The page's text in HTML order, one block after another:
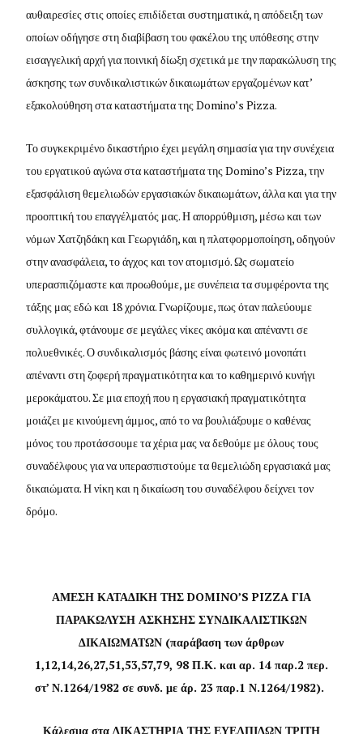
αυθαιρεσίες στις οποίες επιδίδεται συστηματικά, η απόδειξη των
οποίων οδήγησε στη διαβίβαση του φακέλου της υπόθεσης στην
εισαγγελική αρχή για ποινική δίωξη σχετικά με την παρακώλυση της
άσκησης των συνδικαλιστικών δικαιωμάτων εργαζομένων κατ’
εξακολούθηση στα καταστήματα της Domino’s Pizza.
Το συγκεκριμένο δικαστήριο έχει μεγάλη σημασία για την συνέχεια
του εργατικού αγώνα στα καταστήματα της Domino’s Pizza, την
εξασφάλιση θεμελιωδών εργασιακών δικαιωμάτων, άλλα και για την
προοπτική του επαγγέλματός μας. Η απορρύθμιση, μέσω και των
νόμων Χατζηδάκη και Γεωργιάδη, και η πλατφορμοποίηση, οδηγούν
στην ανασφάλεια, το άγχος και τον ατομισμό. Ως σωματείο
υπερασπιζόμαστε και προωθούμε, με συνέπεια τα συμφέροντα της
τάξης μας εδώ και 18 χρόνια. Γνωρίζουμε, πως όταν παλεύουμε
συλλογικά, φτάνουμε σε μεγάλες νίκες ακόμα και απέναντι σε
πολυεθνικές. Ο συνδικαλισμός βάσης είναι φωτεινό μονοπάτι
απέναντι στη ζοφερή πραγματικότητα και το καθημερινό κυνήγι
μεροκάματου. Σε μια εποχή που η εργασιακή πραγματικότητα
μοιάζει με κινούμενη άμμος, από το να βουλιάξουμε ο καθένας
μόνος του προτάσσουμε τα χέρια μας να δεθούμε με όλους τους
συναδέλφους για να υπερασπιστούμε τα θεμελιώδη εργασιακά μας
δικαιώματα. Η νίκη και η δικαίωση του συναδέλφου δείχνει τον
δρόμο.
ΑΜΕΣΗ ΚΑΤΑΔΙΚΗ ΤΗΣ DOMINO’S PIZZA ΓΙΑ
ΠΑΡΑΚΩΛΥΣΗ ΑΣΚΗΣΗΣ ΣΥΝΔΙΚΑΛΙΣΤΙΚΩΝ
ΔΙΚΑΙΩΜΑΤΩΝ (παράβαση των άρθρων
1,12,14,26,27,51,53,57,79, 98 Π.Κ. και αρ. 14 παρ.2 περ.
στ’ Ν.1264/1982 σε συνδ. με άρ. 23 παρ.1 Ν.1264/1982).
Κάλεσμα στα ΔΙΚΑΣΤΗΡΙΑ ΤΗΣ ΕΥΕΛΠΙΔΩΝ ΤΡΙΤΗ